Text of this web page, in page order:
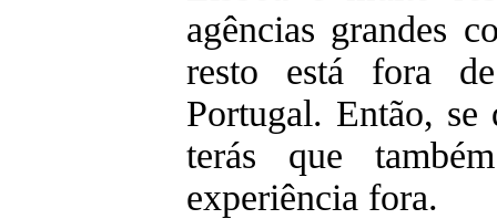
agências grandes
resto está fora
Portugal. Então, se
terás que
experiência fora.